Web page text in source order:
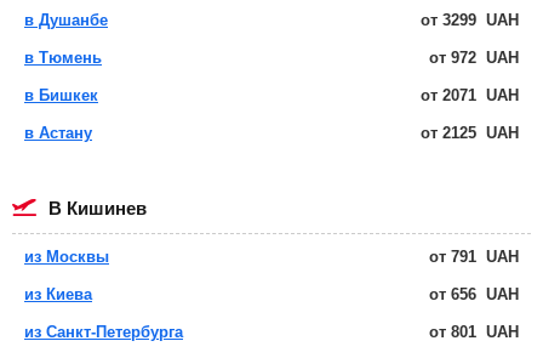
в Душанбе от 3299 UAH
в Тюмень от 972 UAH
в Бишкек от 2071 UAH
в Астану от 2125 UAH
в Кишинев
из Москвы от 791 UAH
из Киева от 656 UAH
из Санкт-Петербурга от 801 UAH